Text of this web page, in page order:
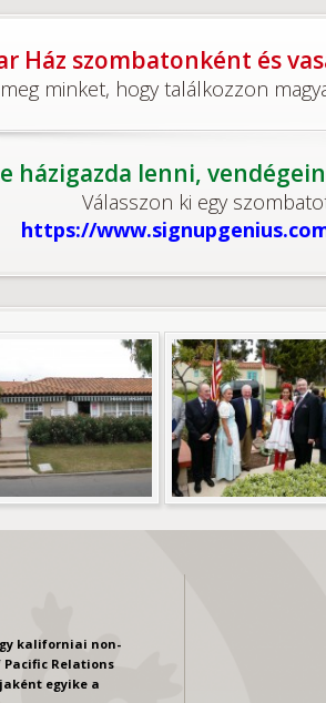
Ház szombatonként és
minket, hogy találkozzon
házigazda lenni,
Válasszon ki egy
https://
kaliforniai non-
Pacific Relations
egyike a